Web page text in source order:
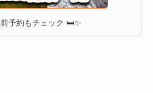
予約もチェック 🛏✨